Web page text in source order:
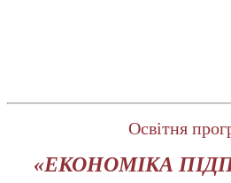
Освітня
«ЕКОНОМІКА